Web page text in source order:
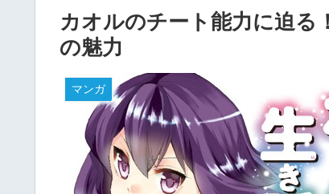
カオルのチート能力に迫る
の魅力
マンガ